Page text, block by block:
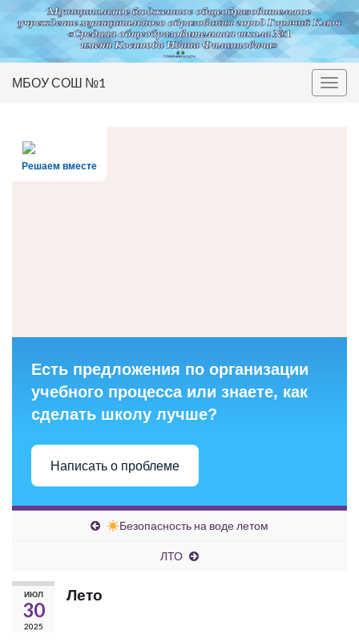
Вкл/
МБОУ СОШ №1
Решаем вместе
Есть предложения по организации
учебного процесса или знаете, как
сделать школу лучше?
Написать о проблеме
Безопасность на воде летом
ЛТО
ИЮЛ
30
2025
Лето